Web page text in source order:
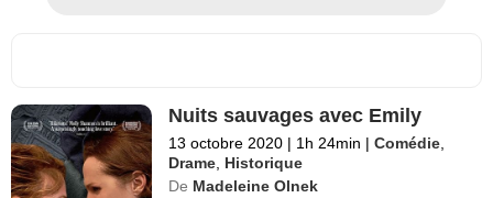
Nuits sauvages avec Emily
13 octobre 2020 | 1h 24min | Comédie
Drame Historique
De Madeleine Olnek